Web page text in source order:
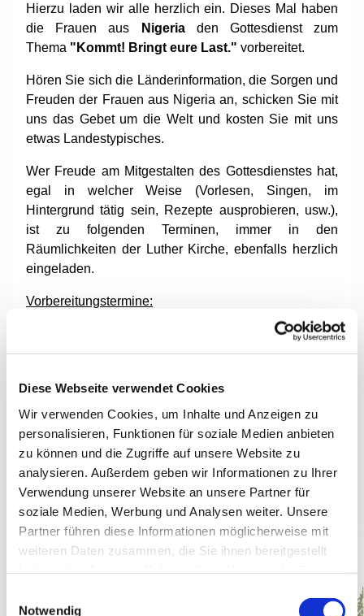
Diese Webseite verwendet Cookies
Wir verwenden Cookies, um Inhalte und Anzeigen zu
personalisieren, Funktionen für soziale Medien anbieten
zu können und die Zugriffe auf unsere Website zu
analysieren. Außerdem geben wir Informationen zu Ihrer
Verwendung unserer Website an unsere Partner für
soziale Medien, Werbung und Analysen weiter. Unsere
Partner führen diese Informationen möglicherweise mit
weiteren Daten zusammen, die Sie ihnen bereitgestellt
Notwendig
Hierzu laden wir alle herzlich ein. Dieses Mal haben
die Frauen aus
Nigeriaden Gottesdienst zum
Thema "Kommt! Bringt eure Last." vorbereitet.
Hören Sie sich die Länderinformation, die Sorgen und
Freuden der Frauen aus Nigeria an, schicken Sie mit
uns das Gebet um die Welt und kosten Sie mit uns
etwas Landestypisches.
Wer Freude am Mitgestalten des Gottesdienstes hat,
egal in welcher Weise (Vorlesen, Singen, im
Hintergrund tätig sein, Rezepte ausprobieren, usw.),
ist zu folgenden Terminen, immer in den
Räumlichkeiten der Luther Kirche, ebenfalls herzlich
eingeladen.
Vorbereitungstermine:
Donnerstag, den 05.03.2026, um 18:00 Uhr
im Namen der Frauen des Vorbereitungsteams
Ilona Schwarzkopf und Cordula Steinfurth